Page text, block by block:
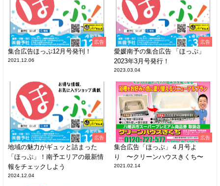
広告
集合広告ほっぷ12月号発刊！
2021.12.06
広告
愛媛南予の集合広告 「ほっぷ」
2023年3月号発行！
2023.03.04
広告
地域の魅力がギュッと詰まった
「ほっぷ」！南予エリアの最新情
報をチェックしよう
2024.12.04
広告
集合広告「ほっぷ」４月号よ
り 〜クリーンハウスきくち〜
2021.02.14